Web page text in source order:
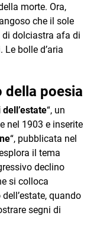
morte. Ora,
che il sole
di dolciastra afa di
bolle d’aria
della poesia
“, un
nel 1903 e inserite
“, pubblicata nel
il tema
declino
si colloca
quando
segni di